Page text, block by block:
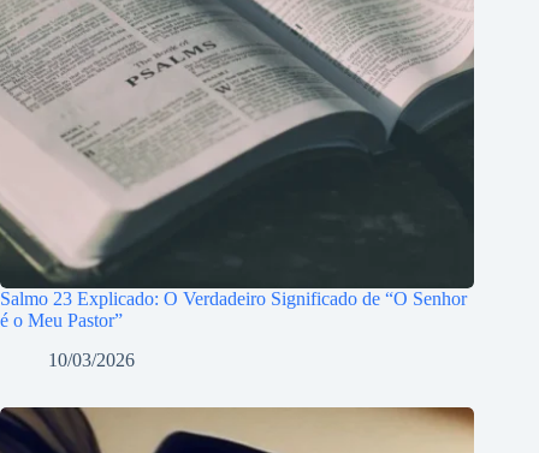
Salmo 23 Explicado: O Verdadeiro Significado de “O Senhor
é o Meu Pastor”
10/03/2026